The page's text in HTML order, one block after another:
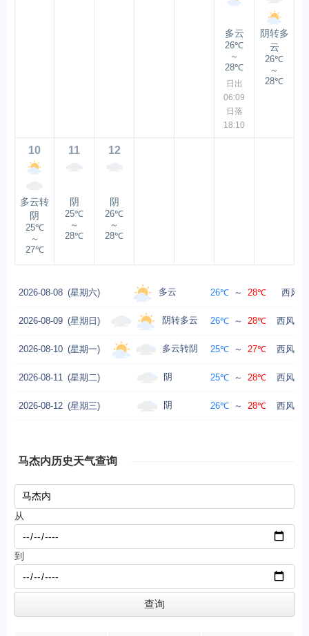
多云
26℃
～
28℃
日出
06:09
日落
18:10
阴转多
云
26℃
～
28℃
10
多云转
阴
25℃
～
27℃
11
阴
25℃
～
28℃
12
阴
26℃
～
28℃
2026-08-08 (星期六) 多云 26℃ ～ 28℃ 西风
2026-08-09 (星期日) 阴转多云 26℃ ～ 28℃ 西风转
2026-08-10 (星期一) 多云转阴 25℃ ～ 27℃ 西风转
2026-08-11 (星期二) 阴 25℃ ～ 28℃ 西风转
2026-08-12 (星期三) 阴 26℃ ～ 28℃ 西风转
马杰内历史天气查询
从
到